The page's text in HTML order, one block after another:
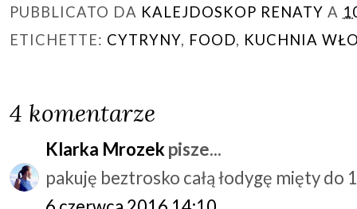
PUBBLICATO DA KALEJDOSKOP RENATY A
ETICHETTE: CYTRYNY, FOOD, KUCHNIA
4 komentarze
Klarka Mrozek pisze...
pakuję beztrosko całą łodygę mięty